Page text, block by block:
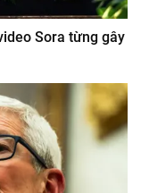
Sora từng gây